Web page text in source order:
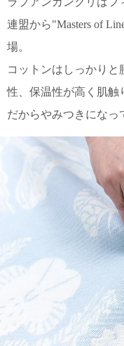
上 無
料
ト投
函 330
円
5,500
上 無
連盟から"Masters of
場。
コットンはしっかり
性、保温性が高く肌触
だからやみつきになっ